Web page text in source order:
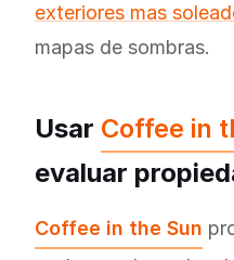
exteriores mas
mapas de sombras.
Usar Coffee in
evaluar
Coffee in the Sun